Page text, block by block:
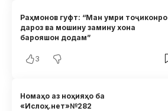
Раҳмонов гуфт: “Ман умри тоҷиконро
дароз ва мошину замину хона
барояшон додам”
3
Номаҳо аз ноҳияҳо ба
«Ислоҳ.нет»№282